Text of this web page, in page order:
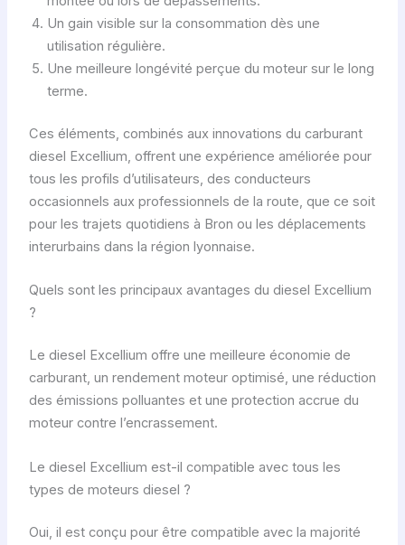
Un gain visible sur la consommation dès une
utilisation régulière.
Une meilleure longévité perçue du moteur sur le long
terme.
Ces éléments, combinés aux innovations du carburant
diesel Excellium, offrent une expérience améliorée pour
tous les profils d’utilisateurs, des conducteurs
occasionnels aux professionnels de la route, que ce soit
pour les trajets quotidiens à Bron ou les déplacements
interurbains dans la région lyonnaise.
Quels sont les principaux avantages du diesel Excellium
?
Le diesel Excellium offre une meilleure économie de
carburant, un rendement moteur optimisé, une réduction
des émissions polluantes et une protection accrue du
moteur contre l’encrassement.
Le diesel Excellium est-il compatible avec tous les
types de moteurs diesel ?
Oui, il est conçu pour être compatible avec la majorité